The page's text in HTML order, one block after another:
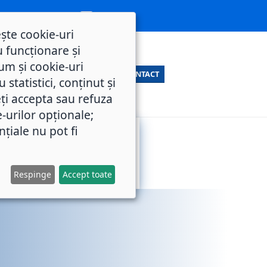
CONTACT
cookie-uri
funcționare și
și cookie-uri
statistici, conținut și
accepta sau refuza
urilor opționale;
nu pot fi
Respinge Accept toate